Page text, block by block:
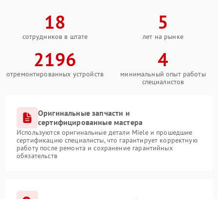
18
сотрудников в штате
5
лет на рынке
2196
отремонтированных устройств
4
минимальный опыт работы
специалистов
Оригинальные запчасти и
сертифицированные мастера
Используются оригинальные детали Miele и прошедшие
сертификацию специалисты, что гарантирует корректную
работу после ремонта и сохранение гарантийных
обязательств